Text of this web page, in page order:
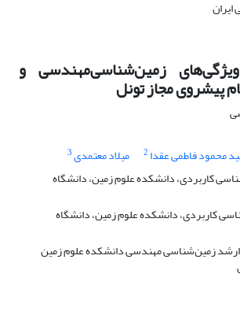
زمین‌شناسی‌مهندسی و
پیشروی مجاز تونل
محمود فاطمی عقدا 2 میلاد معتمدی3
کاربردی، دانشکده علوم زمین، دانشگاه
کاربردی، دانشکده علوم زمین، دانشگاه
زمین‌شناسی مهندسی دانشکده علوم زمین